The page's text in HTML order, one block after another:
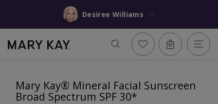
Desiree Williams
Mary Kay® Mineral Facial Sunscreen
Broad Spectrum SPF 30*